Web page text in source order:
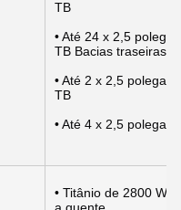
TB
• Até 24 x 2,5
TB Bacias traseiras:
• Até 2 x 2,5
TB
• Até 4 x 2,5
• Titânio de 2800 W